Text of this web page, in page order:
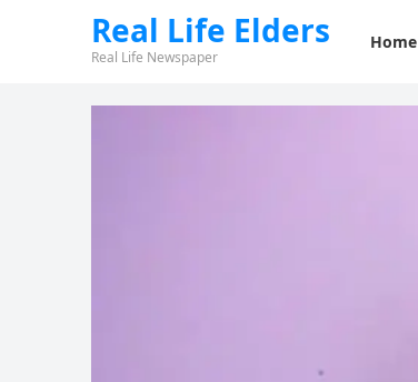
Real Life Elders
Real Life Newspaper
Home